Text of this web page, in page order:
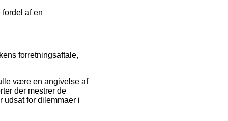
af en
forretningsaftale,
være en angivelse af
der mestrer de
for dilemmaer i